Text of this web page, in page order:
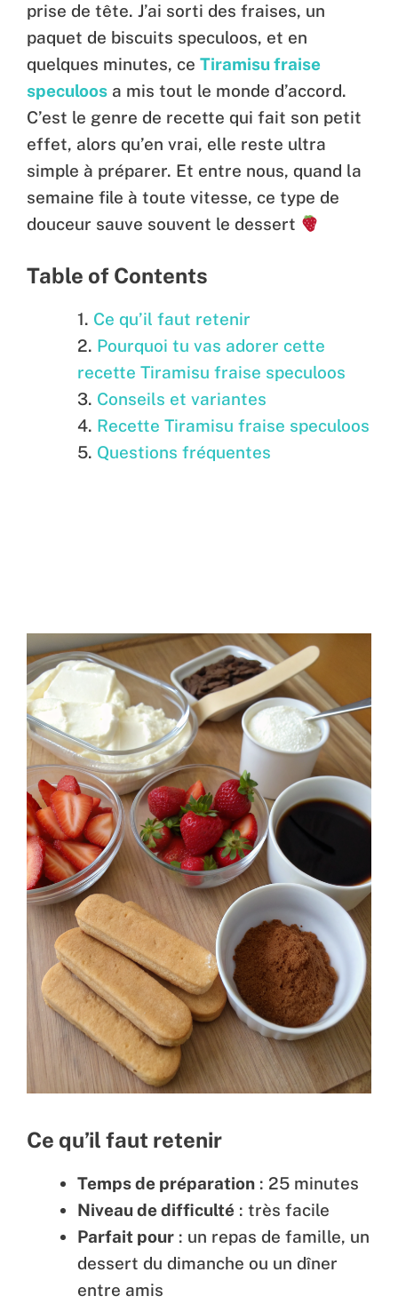
prise de tête. J’ai sorti des fraises, un
paquet de biscuits speculoos, et en
quelques minutes, ce Tiramisu fraise
speculoos a mis tout le monde d’accord.
C’est le genre de recette qui fait son petit
effet, alors qu’en vrai, elle reste ultra
simple à préparer. Et entre nous, quand la
semaine file à toute vitesse, ce type de
douceur sauve souvent le dessert
Table of Contents
Ce qu’il faut retenir
Pourquoi tu vas adorer cette
recette Tiramisu fraise speculoos
Conseils et variantes
Recette Tiramisu fraise speculoos
Questions fréquentes
Ce qu’il faut retenir
Temps de préparation : 25 minutes
Niveau de difficulté : très facile
Parfait pour : un repas de famille, un
dessert du dimanche ou un dîner
entre amis